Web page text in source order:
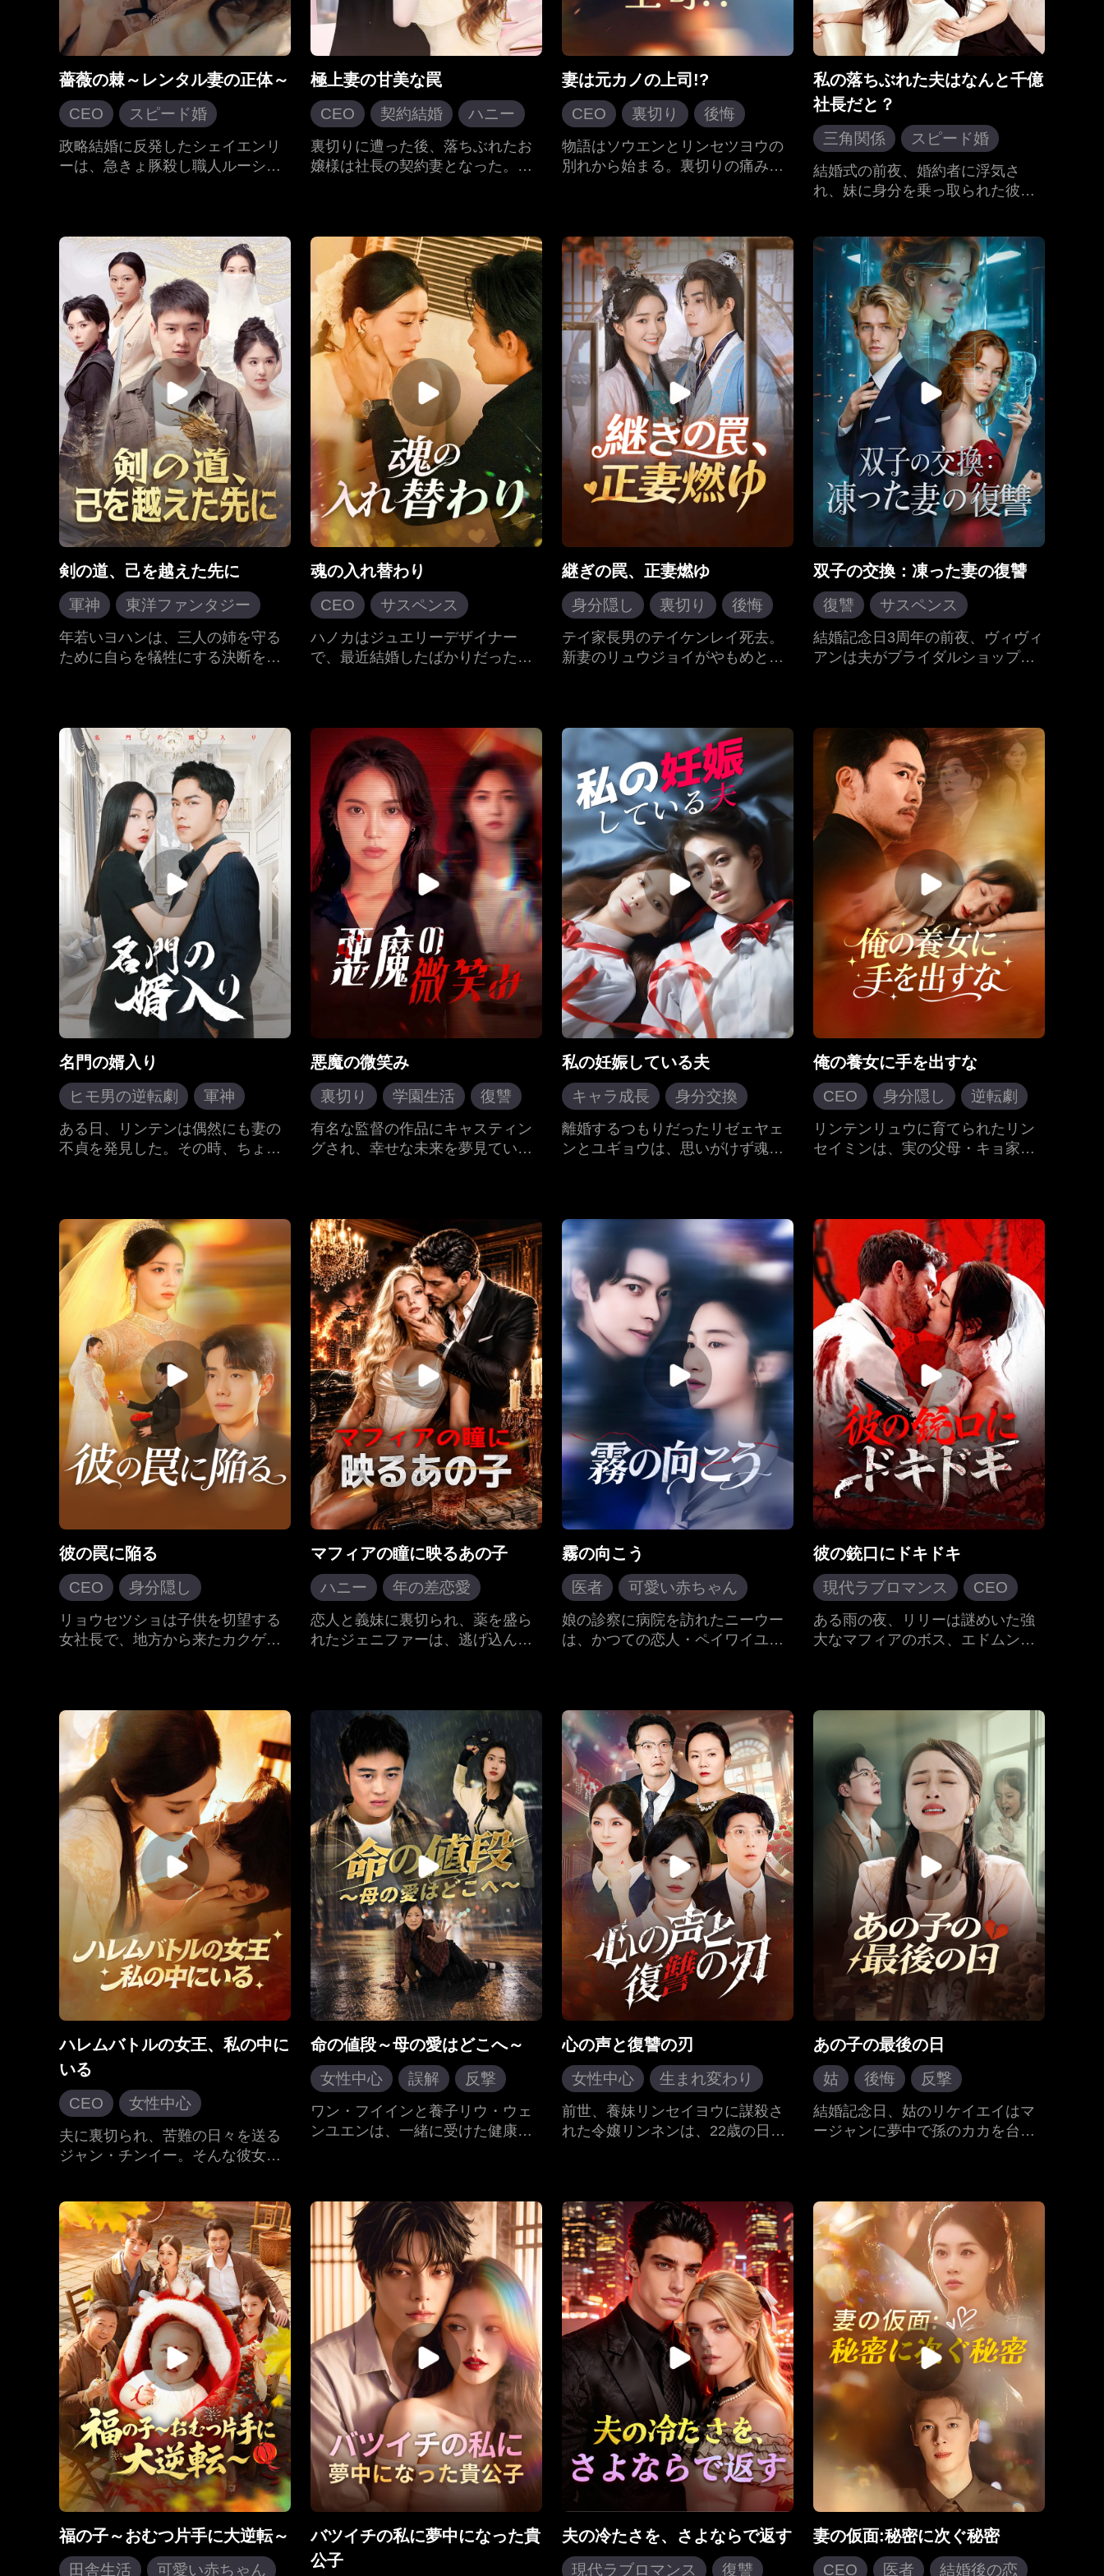
薔薇の棘～レンタル妻の正体～
CEO
スピード婚
記憶喪失
現代ラブロマンス
政略結婚に反発したシェイエンリ
ーは、急きょ豚殺し職人ルーシャ
抜け、やがてイエンリーの命の恩
人の秘密と、自分の正体を明らか
にしていく。偽りの結婚生活の中
で、二人は次第に互いに惹かれ、
紆余曲折を経て本当の愛を育て
る。
極上妻の甘美な罠
CEO 契約結婚 ハニー
裏切りに遭った後、落ちぶれたお
嬢様は社長の契約妻となった。レ
ものであることを知りながらも、
次第に互いに惹かれていった…
妻は元カノの上司!?
CEO 裏切り
後悔
ハニー
現代ラブロマンス
物語はソウエンとリンセツヨウの
別れから始まる。裏切りの痛みを
は最終的な破滅を招くことにな
る。そして、ソウエンは大きなキ
ャリアの成功を収め、コジゴと結
婚する。
私の落ちぶれた夫はなんと千億
社長だと？
三角関係
スピード婚
現代ラブロマンス
結婚式の前夜、婚約者に浮気さ
れ、妹に身分を乗っ取られた彼女
て、乞食を結婚したが、乞食の正
体は千億社長とは…
剣の道、己を越えた先に
軍神
東洋ファンタジー
戦神、帰還す
年若いヨハンは、三人の姉を守る
ために自らを犠牲にする決断を下
多くの試練を乗り越えたヨハン
は、その腕前を大いに高めただけ
でなく、武道と人生の奥義を理解
する。最終的に彼は、その分野で
の達人の地位に昇り詰めることと
なる…
魂の入れ替わり
CEO
サスペンス
三角関係
ハノカはジュエリーデザイナー
で、最近結婚したばかりだった。
態から目覚めた後、振る舞いや記
憶、ビジネスセンスがコホウナン
そっくりで、結婚の親密な詳細ま
で一致していた。最初は戸惑った
ハノカだが、「魂の入れ替わり」
を信じ込むようになり、次第に彼
に魅了されていく。コホウナンが
亡くなった時、ハノカは夫が「戻
ってきた」と感じ、感謝する。し
かし、姑は二人の関係に気づき、
さらにハノカがコホウシュンの子
供を妊娠していることを知ってし
まう。余命わずかな母親は真実を
求め、コホウシュンは告白する。
実は魂の入れ替わりなどなく、彼
は長年義理の姉に対する本当の感
情を抱いており、彼女の幸せを守
るために兄のふりをしていたのだ
った。母親が代役として生きるこ
とをやめるように懇願しても、コ
ホウシュンは陰で支えることに満
足していた。たとえ彼女が愛する
継ぎの罠、正妻燃ゆ
身分隠し 裏切り
後悔
結婚
古代ロマンス
テイ家長男のテイケンレイ死去。
新妻のリュウジョイがやもめとな
ら拒否するシツレイ夫婦だが、両
親の意向に逆らえず従うことに。
やがてリュウジョイの策略でシツ
レイの心が徐々に傾き、妻のカギ
ョウシは絶望の果て離縁を決意。
だが家を去る日、彼女は悲劇的な
火事に巻き込まれ、命を落とす…
双子の交換：凍った妻の復讐
復讐
サスペンス
残酷なラブストーリー
女性中心
ツンデレ
結婚記念日3周年の前夜、ヴィヴィ
アンは夫がブライダルショップで
することを決意し、結婚を終わら
せるために遺書を残して去った。
しかし、葬儀の際亡くなったはず
の妻が突然現れた。実は、それは
双子のエヴリンで、ちょうど帰国
したばかりだった。彼女は多国籍
企業を率いる社長で、優しい顔立
ちが妻とそっくりだった。この無
道な夫は代役を得て喜ぶが、徐々
に彼女が緻密に仕組んだ復讐の罠
にはまっていく。
名門の婿入り
ヒモ男の逆転劇
軍神
都会生活
ある日、リンテンは偶然にも妻の
不貞を発見した。その時、ちょう
ジネスの経験を積む旅を始めた。
悪魔の微笑み
裏切り 学園生活 復讐
有名な監督の作品にキャスティン
グされ、幸せな未来を夢見ていた
フェイクで作られたジヨンとパク
教授との性行為の映像を流布した
だけでなく、ジヨンの彼氏ゴヌと
も浮気をしていた。これに対し、
ジヨンはユミの正体を教えてくれ
た学科の助手スホと共にユミへの
復讐を決意する。
私の妊娠している夫
キャラ成長
身分交換
ツンデレ
親子の絆
現代ラブロマンス
離婚するつもりだったリゼェヤェ
ンとユギョウは、思いがけず魂の
つれ、リゼェヤェンは次第に妻の
苦労に気づき、別れた妻の心を取
り戻そうとした。
俺の養女に手を出すな
CEO 身分隠し
逆転劇
反撃
親子の絆
リンテンリュウに育てられたリン
セイミンは、実の父母・キョ家と
追放、無実の罪での投獄――全て
を耐えた彼女を救ったのは、海外
から帰国した養父テンリュウだっ
た。彼こそが世界的財閥の頂点に
立つ男であり、セイミンを正式な
後継者に指名する。そして、キョ
家に対する容赦ない制裁が始ま
る。偽りの愛も、奪われた人生
も、今夜すべて終わりにする。
彼の罠に陥る
CEO
身分隠し
結婚後の恋
ハニー
現代ラブロマンス
リョウセツショは子供を切望する
女社長で、地方から来たカクゲン
女を愛し、身分を偽って近づいて
いた。しかも、一族には、イカれ
た叔母や裏表のある叔父、偏見を
持つ祖父などの問題が山積みだ。
リョウセツショはカクゲンコウが
自分の救いになると信じていた
が、彼こそが最大の試練となって
しまう。
マフィアの瞳に映るあの子
ハニー
年の差恋愛
マフィア
強制 逆転劇
恋人と義妹に裏切られ、薬を盛ら
れたジェニファーは、逃げ込んだ
恋人の父親であり、この街で最も
権力を持つ冷酷なマフィアのドン
だった。殺すべき彼女を、彼はむ
しろ最も危険な執着の対象とす
る。今、彼女は選ばなければなら
ない。苦しみに満ちた過去の人生
か、それともドンの女としての新
しい人生か。
霧の向こう
医者
可愛い赤ちゃん
シングルマザー
再燃の愛
現代ラブロマンス
娘の診察に病院を訪れたニーウー
は、かつての恋人・ペイワイユク
もり、一人の娘だけを連れて去っ
た。7年の時を経て――。彼は彼女
に覚えのある面影を感じ、やがて
すべての真実を知る。「今度は絶
対に離さない」忘れ得ぬ想いが再
び燃え上がる時、過去と現在が交
差する。霧の向こうに、約束の未
来が待っている。
彼の銃口にドキドキ
現代ラブロマンス
CEO
反撃
時間をかけて愛に変わる
ある雨の夜、リリーは謎めいた強
大なマフィアのボス、エドムンド
恋人がいると知ると、冷徹に「別
れろ」と選択を迫る。自由を求め
るリリーに対し、彼は「お前が望
むものは何でも与える。お前が俺
のものである限りな」と告げる。
やがて、恋人とその愛人からの裏
切りと屈辱に晒されたリリーを、
エドムンドは庇い、全てを解決し
てみせる。強引な独占欲の奥に
は、深く本物の愛を与えられる男
の姿があった。エドムンドの決し
て揺るがない想いと、彼だけが与
えられる絶対的な守りに、リリー
の心は次第に解けていく――。す
べては、あの雨の夜から始まっ
た。
ハレムバトルの女王、私の中に
いる
CEO
女性中心
権門勢家の争い
復讐
現代ラブロマンス
夫に裏切られ、苦難の日々を送る
ジャン・チンイー。そんな彼女の
た。「そんな弱さでは、いつまで
経っても復讐などできない」その
声は彼女に命じる。一族の実力者
フー・イエンシュウに近づき、そ
の力を借りて這い上がれ、と。試
練を重ねるごとに、チンイーはか
つての弱さを脱ぎ捨て、自らの足
で立つ強さを手に入れていく。し
かし、彼女をここまで導いた「女
王」の正体は、次第に謎に包まれ
ていく――。
命の値段～母の愛はどこへ～
女性中心 誤解
反撃
逆襲
親子の絆
ワン・フイインと養子リウ・ウェ
ンユエンは、一緒に受けた健康診
用が必要だ。フイインはためらう
ことなく、住まいを売り、わずか
な蓄えをすべて投じる。我が子を
救うために。しかし、病の真実を
知らされていないウェンユエン
は、妻にそそのかされ、病に倒れ
たのはフイインだと誤解する。夫
婦は治療費を横領し、彼女を家か
ら追い出し、ほっといた。すべて
の真実を知ったフイインは、静か
に、しかし確かに心を閉ざす。も
はや、この二人のために涙するこ
とはない。そんな中、ウェンユエ
ンはついに知る。命の危機に瀕
し、高額な手術費が必要なのは、
まさに自分自身だったという衝撃
の事実を――。
心の声と復讐の刃
女性中心
生まれ変わり
システム
反撃
親子の絆
前世、養妹リンセイヨウに謀殺さ
れた令嬢リンネンは、22歳の日に
る。前世、これが家族を狂わせた
原因だった。「もう耐えない」ネ
ンはセイヨウの病気偽装を公開で
暴露し、虐待する家族を屋敷から
追放。学園ではセイヨウの手下を
蹴散らし、幼なじみの婚約者リク
テツとも決別する。そして、株価
暴落を予測し200億ドルを稼ぎ、会
社を設立。一方、セイヨウに従っ
た林家は破産する。奪われた人生
を、言葉で切り裂く。
あの子の最後の日
姑 後悔
反撃
キャラ成長
親子の絆
結婚記念日、姑のリケイエイはマ
ージャンに夢中で孫のカカを台所
チンロウは初恋とのデート中で助
けを一蹴。全てが手遅れになった
時、過失と盲従が招いた命の代償
で、それが家族の偽りを暴く事実
だった。
福の子～おむつ片手に大逆転～
田舎生活 可愛い赤ちゃん
バツイチの私に夢中になった貴
公子
夫の冷たさを、さよならで返す
現代ラブロマンス 復讐
妻の仮面:秘密に次ぐ秘密
CEO 医者 結婚後の恋